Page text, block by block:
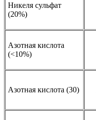
Никеля сульфат
(20%)
Азотная кислота
(<10%)
Азотная кислота (30)